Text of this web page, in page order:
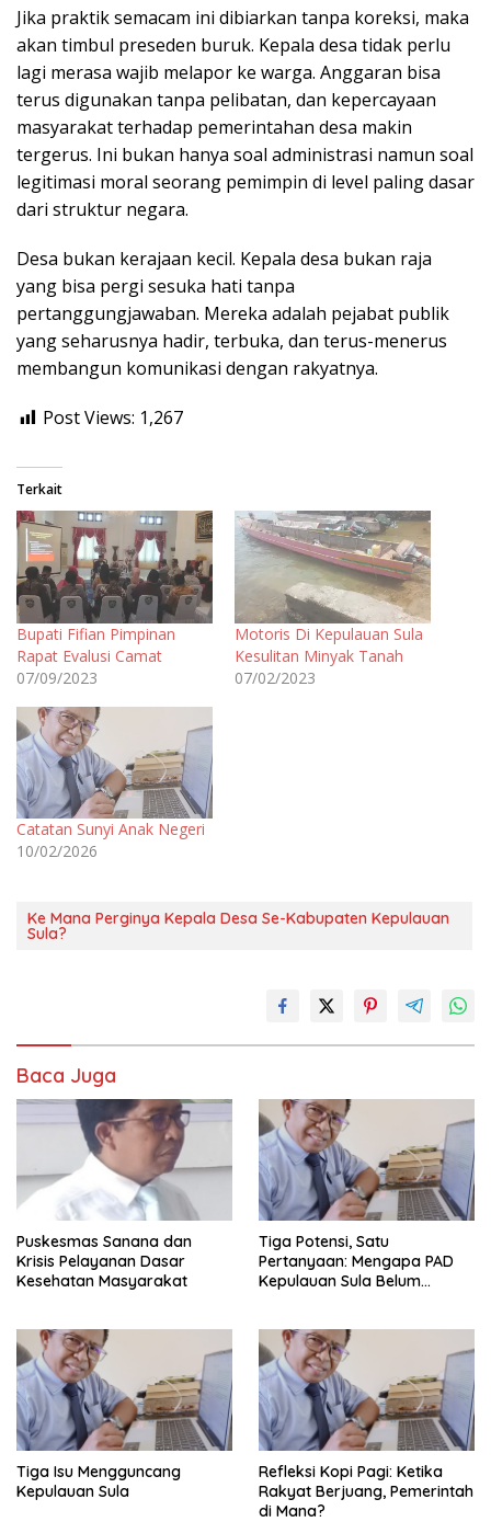
Jika praktik semacam ini dibiarkan tanpa koreksi, maka
akan timbul preseden buruk. Kepala desa tidak perlu
lagi merasa wajib melapor ke warga. Anggaran bisa
terus digunakan tanpa pelibatan, dan kepercayaan
masyarakat terhadap pemerintahan desa makin
tergerus. Ini bukan hanya soal administrasi namun soal
legitimasi moral seorang pemimpin di level paling dasar
dari struktur negara.
Desa bukan kerajaan kecil. Kepala desa bukan raja
yang bisa pergi sesuka hati tanpa
pertanggungjawaban. Mereka adalah pejabat publik
yang seharusnya hadir, terbuka, dan terus-menerus
membangun komunikasi dengan rakyatnya.
Post Views: 1,267
Terkait
Bupati Fifian Pimpinan
Rapat Evalusi Camat
07/09/2023
Motoris Di Kepulauan Sula
Kesulitan Minyak Tanah
07/02/2023
Catatan Sunyi Anak Negeri
10/02/2026
Ke Mana Perginya Kepala Desa Se-Kabupaten Kepulauan
Sula?
Baca Juga
Puskesmas Sanana dan
Krisis Pelayanan Dasar
Kesehatan Masyarakat
Tiga Potensi, Satu
Pertanyaan: Mengapa PAD
Kepulauan Sula Belum
Tiga Isu Mengguncang
Kepulauan Sula
Refleksi Kopi Pagi: Ketika
Rakyat Berjuang, Pemerintah
di Mana?